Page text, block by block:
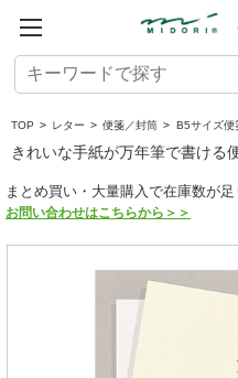
TOP > レター > 便箋／封筒 > B5サイズ便
きれいな手紙が万年筆で書ける
まとめ買い・大量購入で在庫数が
お問い合わせはこちらから＞＞